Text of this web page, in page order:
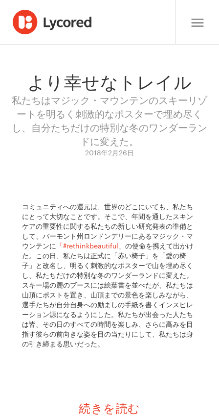
より幸せなトレイル
私たちはマジック・マウンテンのスキーリゾ
ートを明るく刺激的なポスターで埋め尽く
し、自分たちだけの特別な冬のワンダーラン
ドに変えた。
2018年2月26日
コミュニティへの還元は、世界のどこにいても、私たち
にとって大切なことです。そこで、年間を通したスキン
ケアの重要性に関する私たちの新しい研究発表の準備と
して、バーモント州ロンドンデリーにあるマジック・マ
ウンテンに 「#rethinkbeautiful 」の使命を携えて出かけ
た。この日、私たちは正式に「赤い椅子」を「愛の椅
子」と改名し、明るく刺激的なポスターで山を埋め尽く
し、私たちだけの特別な冬のワンダーランドに変えた。
スキー場の麓のブースには絵葉書を並べたが、私たちは
山頂にポストを置き、山頂までの景色を楽しみながら、
選手たちが自分自身への励ましの手紙を書くインスピレ
ーション源になるようにした。私たちが出会った人たち
は皆、その日のすべての時間を楽しみ、さらに高みを目
指す彼らの前向きな姿を目の当たりにして、私たちは身
の引き締まる思いだった。
続きを読む